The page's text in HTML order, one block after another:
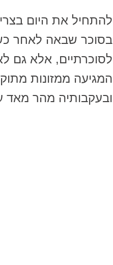
להתחיל את היום
בסוכר שבאה לאחר
לסוכרתיים, אלא גם
המגיעה ממזונות
ובעקבותיה מהר מאד